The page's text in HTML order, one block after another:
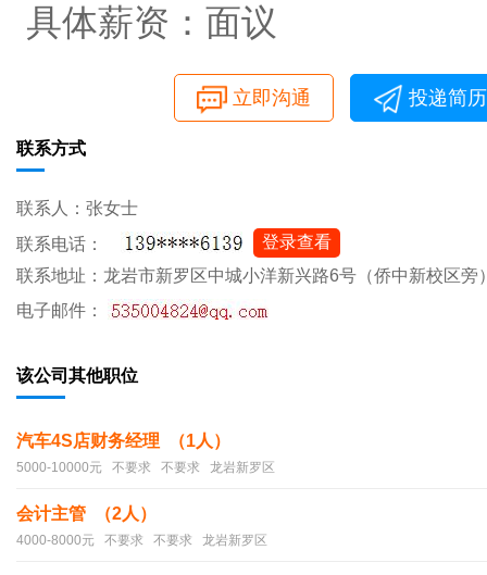
具体薪资：面议
立即沟通 投递简历
联系方式
联系人：张女士
联系电话：
登录查看
联系地址：龙岩市新罗区中城小洋新兴路6号（侨中新校区旁
电子邮件：
该公司其他职位
汽车4S店财务经理 （1人）
5000-10000元 不要求 不要求 龙岩新罗区
会计主管 （2人）
4000-8000元 不要求 不要求 龙岩新罗区